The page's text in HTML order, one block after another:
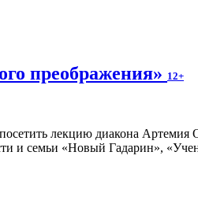
преображения» 12+
посетить лекцию диакона Артемия
и семьи «Новый Гадарин»,